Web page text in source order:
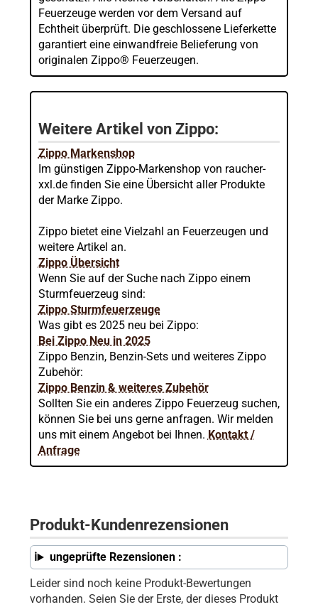
Feuerzeuge werden vor dem Versand auf
Echtheit überprüft. Die geschlossene Lieferkette
garantiert eine einwandfreie Belieferung von
originalen Zippo® Feuerzeugen.
Weitere Artikel von Zippo:
Zippo Markenshop
Im günstigen Zippo-Markenshop von raucher-
xxl.de finden Sie eine Übersicht aller Produkte
der Marke Zippo.
Zippo bietet eine Vielzahl an Feuerzeugen und
weitere Artikel an.
Zippo Übersicht
Wenn Sie auf der Suche nach Zippo einem
Sturmfeuerzeug sind:
Zippo Sturmfeuerzeuge
Was gibt es 2025 neu bei Zippo:
Bei Zippo Neu in 2025
Zippo Benzin, Benzin-Sets und weiteres Zippo
Zubehör:
Zippo Benzin & weiteres Zubehör
Sollten Sie ein anderes Zippo Feuerzeug suchen,
können Sie bei uns gerne anfragen. Wir melden
uns mit einem Angebot bei Ihnen. Kontakt /
Anfrage
Produkt-Kundenrezensionen
ungeprüfte Rezensionen :
Leider sind noch keine Produkt-Bewertungen
vorhanden. Seien Sie der Erste, der dieses Produkt